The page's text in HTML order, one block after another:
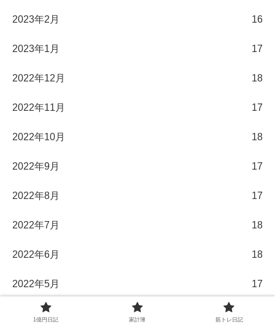
2023年2月 16
2023年1月 17
2022年12月 18
2022年11月 17
2022年10月 18
2022年9月 17
2022年8月 17
2022年7月 18
2022年6月 18
2022年5月 17
2022年4月
1億円日記 家計簿 筋トレ日記